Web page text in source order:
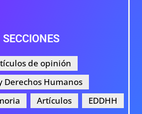
SECCIONES
de opinión
Derechos Humanos
Artículos EDDHH